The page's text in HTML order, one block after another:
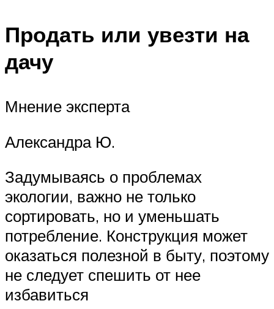
Продать или увезти на
дачу
Мнение эксперта
Александра Ю.
Задумываясь о проблемах
экологии, важно не только
сортировать, но и уменьшать
потребление. Конструкция может
оказаться полезной в быту, поэтому
не следует спешить от нее
избавиться